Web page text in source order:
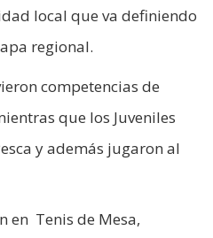
local que va definiendo
regional.
competencias de
que los Juveniles
y además jugaron al
en Tenis de Mesa,